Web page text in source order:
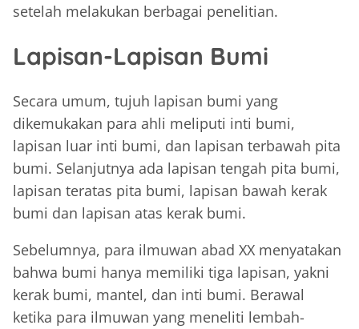
setelah melakukan berbagai penelitian.
Lapisan-Lapisan Bumi
Secara umum, tujuh lapisan bumi yang
dikemukakan para ahli meliputi inti bumi,
lapisan luar inti bumi, dan lapisan terbawah pita
bumi. Selanjutnya ada lapisan tengah pita bumi,
lapisan teratas pita bumi, lapisan bawah kerak
bumi dan lapisan atas kerak bumi.
Sebelumnya, para ilmuwan abad XX menyatakan
bahwa bumi hanya memiliki tiga lapisan, yakni
kerak bumi, mantel, dan inti bumi. Berawal
ketika para ilmuwan yang meneliti lembah-